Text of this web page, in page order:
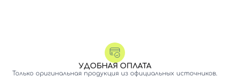
УДОБНАЯ ОПЛАТА
Только оригинальная продукция из официальных источников.